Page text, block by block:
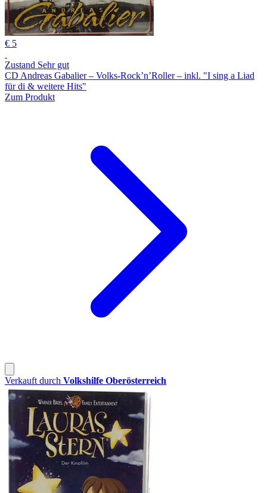
€ 5
Zustand Sehr gut
CD Andreas Gabalier – Volks-Rock’n’Roller – inkl. "I sing a Liad
für di & weitere Hits"
Zum Produkt
Verkauft durch Volkshilfe Oberösterreich